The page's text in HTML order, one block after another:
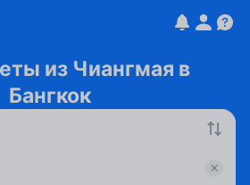
из Чиангмая в
Бангкок